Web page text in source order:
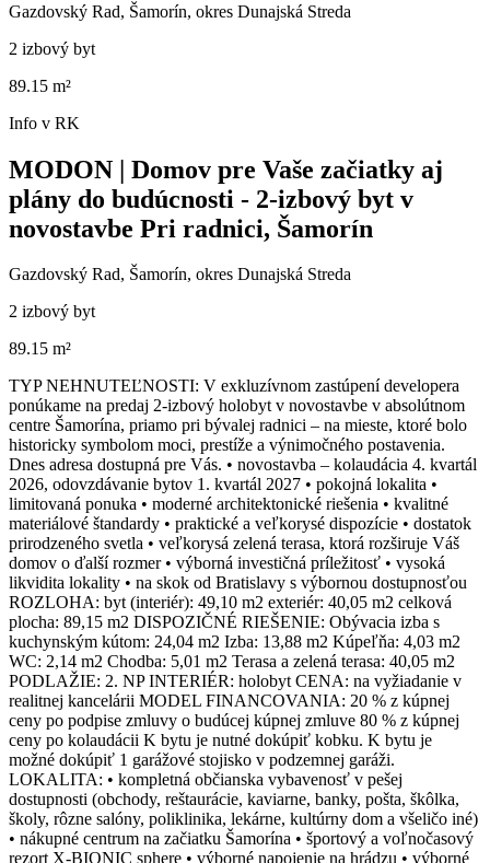
Gazdovský Rad, Šamorín, okres Dunajská Streda
2 izbový byt
89.15 m²
Info v RK
MODON | Domov pre Vaše začiatky aj
plány do budúcnosti - 2-izbový byt v
novostavbe Pri radnici, Šamorín
Gazdovský Rad, Šamorín, okres Dunajská Streda
2 izbový byt
89.15 m²
TYP NEHNUTEĽNOSTI: V exkluzívnom zastúpení developera
ponúkame na predaj 2-izbový holobyt v novostavbe v absolútnom
centre Šamorína, priamo pri bývalej radnici – na mieste, ktoré bolo
historicky symbolom moci, prestíže a výnimočného postavenia.
Dnes adresa dostupná pre Vás. • novostavba – kolaudácia 4. kvartál
2026, odovzdávanie bytov 1. kvartál 2027 • pokojná lokalita •
limitovaná ponuka • moderné architektonické riešenia • kvalitné
materiálové štandardy • praktické a veľkorysé dispozície • dostatok
prirodzeného svetla • veľkorysá zelená terasa, ktorá rozširuje Váš
domov o ďalší rozmer • výborná investičná príležitosť • vysoká
likvidita lokality • na skok od Bratislavy s výbornou dostupnosťou
ROZLOHA: byt (interiér): 49,10 m2 exteriér: 40,05 m2 celková
plocha: 89,15 m2 DISPOZIČNÉ RIEŠENIE: Obývacia izba s
kuchynským kútom: 24,04 m2 Izba: 13,88 m2 Kúpeľňa: 4,03 m2
WC: 2,14 m2 Chodba: 5,01 m2 Terasa a zelená terasa: 40,05 m2
PODLAŽIE: 2. NP INTERIÉR: holobyt CENA: na vyžiadanie v
realitnej kancelárii MODEL FINANCOVANIA: 20 % z kúpnej
ceny po podpise zmluvy o budúcej kúpnej zmluve 80 % z kúpnej
ceny po kolaudácii K bytu je nutné dokúpiť kobku. K bytu je
možné dokúpiť 1 garážové stojisko v podzemnej garáži.
LOKALITA: • kompletná občianska vybavenosť v pešej
dostupnosti (obchody, reštaurácie, kaviarne, banky, pošta, škôlka,
školy, rôzne salóny, poliklinika, lekárne, kultúrny dom a všeličo iné)
• nákupné centrum na začiatku Šamorína • športový a voľnočasový
rezort X-BIONIC sphere • výborné napojenie na hrádzu • výborné